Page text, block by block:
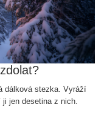
dálková stezka. Vyráží
jen desetina z nich.